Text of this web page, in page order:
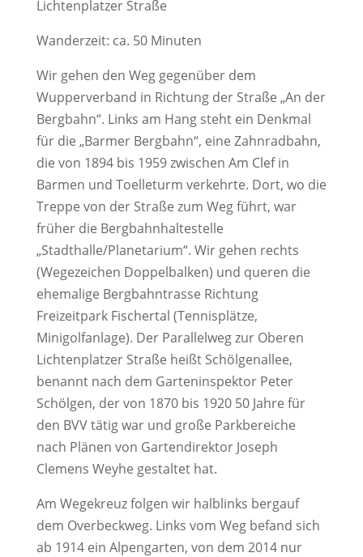
Lichtenplatzer Straße
Wanderzeit: ca. 50 Minuten
Wir gehen den Weg gegenüber dem
Wupperverband in Richtung der Straße „An der
Bergbahn“. Links am Hang steht ein Denkmal
für die „Barmer Bergbahn“, eine Zahnradbahn,
die von 1894 bis 1959 zwischen Am Clef in
Barmen und Toelleturm verkehrte. Dort, wo die
Treppe von der Straße zum Weg führt, war
früher die Bergbahnhaltestelle
„Stadthalle/Planetarium“. Wir gehen rechts
(Wegezeichen Doppelbalken) und queren die
ehemalige Bergbahntrasse Richtung
Freizeitpark Fischertal (Tennisplätze,
Minigolfanlage). Der Parallelweg zur Oberen
Lichtenplatzer Straße heißt Schölgenallee,
benannt nach dem Garteninspektor Peter
Schölgen, der von 1870 bis 1920 50 Jahre für
den BVV tätig war und große Parkbereiche
nach Plänen von Gartendirektor Joseph
Clemens Weyhe gestaltet hat.
Am Wegekreuz folgen wir halblinks bergauf
dem Overbeckweg. Links vom Weg befand sich
ab 1914 ein Alpengarten, von dem 2014 nur